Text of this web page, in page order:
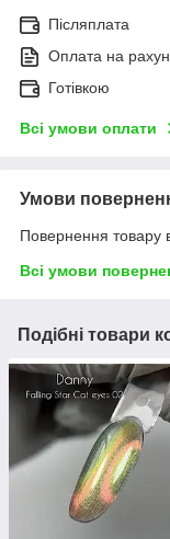
Післяплата
Оплата на
Готівкою
Всі умови оплати
Умови
Повернення товару
Всі умови
Подібні товари